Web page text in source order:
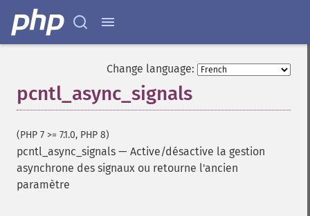
Change language:
pcntl_async_signals
(PHP 7 >= 7.1.0, PHP 8)
pcntl_async_signals — Active/désactive la gestion
asynchrone des signaux ou retourne l'ancien
paramètre